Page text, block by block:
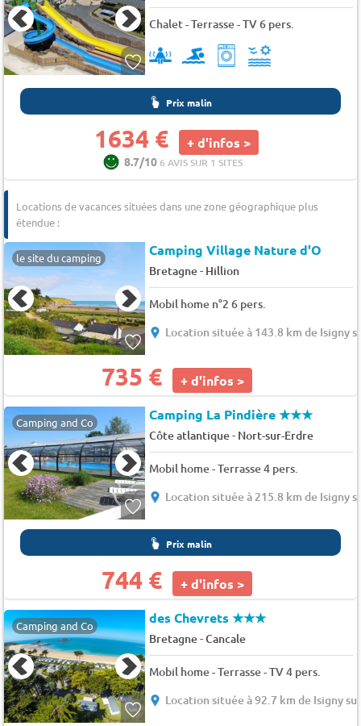
Chalet - Terrasse - TV 6 pers.
Prix malin
1634 € + d'infos >
8.7/106 AVIS SUR 1 SITES
Locations de vacances situées dans une zone géographique plus
étendue :
le site du camping Camping Village Nature d'O
Bretagne- Hillion
Mobil home n°2 6 pers.
Location située à 143.8 km de Isigny
735 € + d'infos >
Camping and Co Camping La Pindière★★★
Côte atlantique- Nort-sur-Erdre
Mobil home - Terrasse 4 pers.
Location située à 215.8 km de Isigny
Prix malin
744 € + d'infos >
Camping and Co des Chevrets★★★
Bretagne-Cancale
Mobil home - Terrasse - TV 4 pers.
Location située à 92.7 km de Isigny